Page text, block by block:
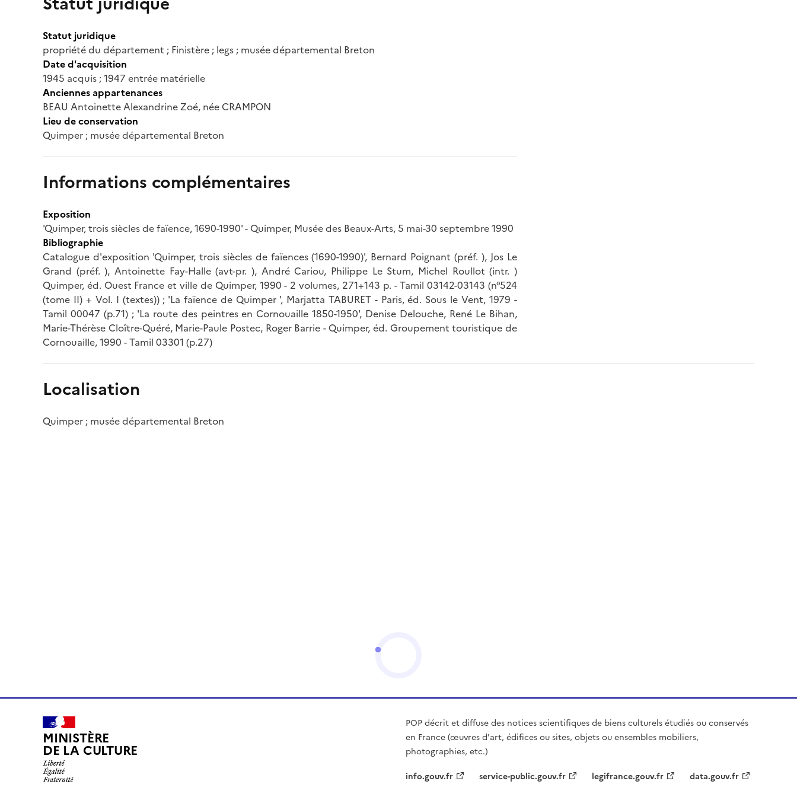
Statut juridique
propriété du département ; Finistère ; legs ; musée départemental Breton
Date d'acquisition
1945 acquis ; 1947 entrée matérielle
Anciennes appartenances
BEAU Antoinette Alexandrine Zoé, née CRAMPON
Lieu de conservation
Quimper ; musée départemental Breton
Informations complémentaires
Exposition
'Quimper, trois siècles de faïence, 1690-1990' - Quimper, Musée des Beaux-Arts, 5 mai-30 septembre 1990
Bibliographie
Catalogue d'exposition 'Quimper, trois siècles de faïences (1690-1990)', Bernard Poignant (préf. ), Jos Le
Grand (préf. ), Antoinette Fay-Halle (avt-pr. ), André Cariou, Philippe Le Stum, Michel Roullot (intr. )
Quimper, éd. Ouest France et ville de Quimper, 1990 - 2 volumes, 271+143 p. - Tamil 03142-03143 (n°524
(tome II) + Vol. I (textes)) ; 'La faïence de Quimper ', Marjatta TABURET - Paris, éd. Sous le Vent, 1979 -
Tamil 00047 (p.71) ; 'La route des peintres en Cornouaille 1850-1950', Denise Delouche, René Le Bihan,
Marie-Thérèse Cloître-Quéré, Marie-Paule Postec, Roger Barrie - Quimper, éd. Groupement touristique de
Cornouaille, 1990 - Tamil 03301 (p.27)
Localisation
Quimper ; musée départemental Breton
MINISTÈRE
DE LA CULTURE
POP décrit et diffuse des notices scientifiques de biens culturels étudiés ou conservés
en France (œuvres d'art, édifices ou sites, objets ou ensembles mobiliers,
photographies, etc.)
info.gouv.fr
service-public.gouv.fr legifrance.gouv.fr data.gouv.fr